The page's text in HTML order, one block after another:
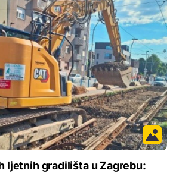
ljetnih gradilišta u Zagrebu: